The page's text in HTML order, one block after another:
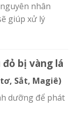
nhân
giúp xử lý
bị vàng lá
Sắt, Magiê)
dưỡng để phát